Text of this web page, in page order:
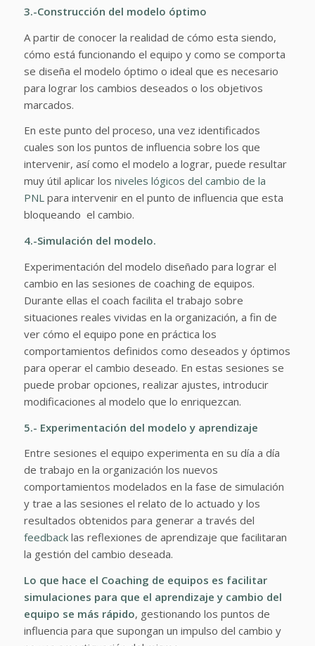
3.-Construcción del modelo óptimo
A partir de conocer la realidad de cómo esta siendo,
cómo está funcionando el equipo y como se comporta
se diseña el modelo óptimo o ideal que es necesario
para lograr los cambios deseados o los objetivos
marcados.
En este punto del proceso, una vez identificados
cuales son los puntos de influencia sobre los que
intervenir, así como el modelo a lograr, puede resultar
muy útil aplicar los niveles lógicos del cambio de la
PNLpara intervenir en el punto de influencia que esta
bloqueando el cambio.
4.-Simulación del modelo.
Experimentación del modelo diseñado para lograr el
cambio en las sesiones de coaching de equipos.
Durante ellas el coach facilita el trabajo sobre
situaciones reales vividas en la organización, a fin de
ver cómo el equipo pone en práctica los
comportamientos definidos como deseados y óptimos
para operar el cambio deseado. En estas sesiones se
puede probar opciones, realizar ajustes, introducir
modificaciones al modelo que lo enriquezcan.
5.- Experimentación del modelo y aprendizaje
Entre sesiones el equipo experimenta en su día a día
de trabajo en la organización los nuevos
comportamientos modelados en la fase de simulación
y trae a las sesiones el relato de lo actuado y los
resultados obtenidos para generar a través del
feedbacklas reflexiones de aprendizaje que facilitaran
la gestión del cambio deseada.
Lo que hace el Coaching de equipos es facilitar
simulaciones para que el aprendizaje y cambio del
equipo se más rápido, gestionando los puntos de
influencia para que supongan un impulso del cambio y